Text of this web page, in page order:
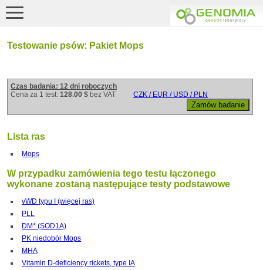
Testowanie psów: Pakiet Mops
Czas badania: 12 dni roboczych
Cena za 1 test: 128.00 $ bez VAT CZK / EUR / USD / PLN
Lista ras
Mops
W przypadku zamówienia tego testu łączonego
wykonane zostaną następujące testy podstawowe
vWD typu I (więcej ras)
PLL
DM* (SOD1A)
PK niedobór Mops
MHA
Vitamin D-deficiency rickets, type IA